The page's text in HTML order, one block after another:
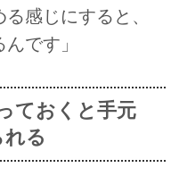
感じにすると、
です」
ておくと手元
る